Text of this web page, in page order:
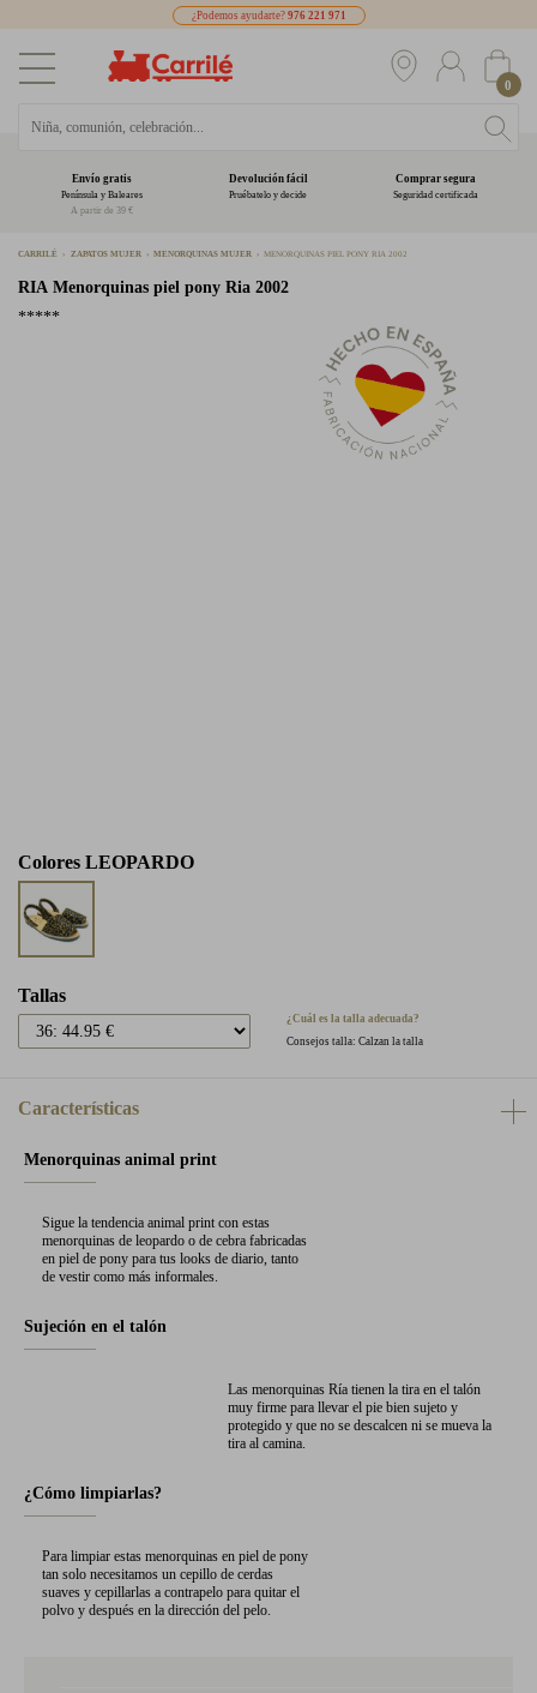
¿Podemos ayudarte? 976 221 971
0
Envío gratis
Península y Baleares
A partir de 39 €
Devolución fácil
Pruébatelo y decide
Comprar segura
Seguridad certificada
CARRILÉ ZAPATOS MUJER MENORQUINAS MUJER MENORQUINAS PIEL PONY RIA 2002
RIA Menorquinas piel pony Ria 2002
*****
Colores LEOPARDO
Tallas
¿Cuál es la talla adecuada?
Consejos talla: Calzan la talla
Características
Menorquinas animal print
Sigue la tendencia animal print con estas
menorquinas de leopardo o de cebra fabricadas
en piel de pony para tus looks de diario, tanto
de vestir como más informales.
Sujeción en el talón
Las menorquinas Ría tienen la tira en el talón
muy firme para llevar el pie bien sujeto y
protegido y que no se descalcen ni se mueva la
tira al camina.
¿Cómo limpiarlas?
Para limpiar estas menorquinas en piel de pony
tan solo necesitamos un cepillo de cerdas
suaves y cepillarlas a contrapelo para quitar el
polvo y después en la dirección del pelo.